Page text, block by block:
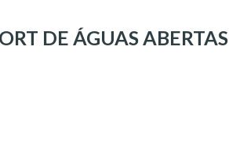
DE ÁGUAS ABERTAS